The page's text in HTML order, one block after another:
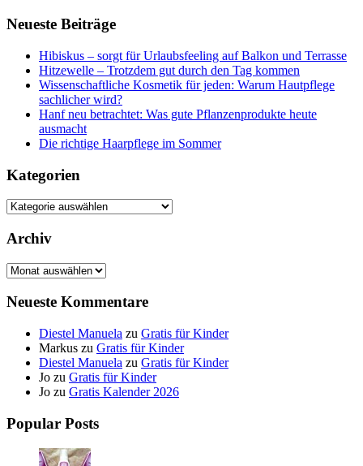
Neueste Beiträge
Hibiskus – sorgt für Urlaubsfeeling auf Balkon und Terrasse
Hitzewelle – Trotzdem gut durch den Tag kommen
Wissenschaftliche Kosmetik für jeden: Warum Hautpflege
sachlicher wird?
Hanf neu betrachtet: Was gute Pflanzenprodukte heute
ausmacht
Die richtige Haarpflege im Sommer
Kategorien
Kategorien
Archiv
Archiv
Neueste Kommentare
Diestel Manuela zu Gratis für Kinder
Markus zu Gratis für Kinder
Diestel Manuela zu Gratis für Kinder
Jo zu Gratis für Kinder
Jo zu Gratis Kalender 2026
Popular Posts